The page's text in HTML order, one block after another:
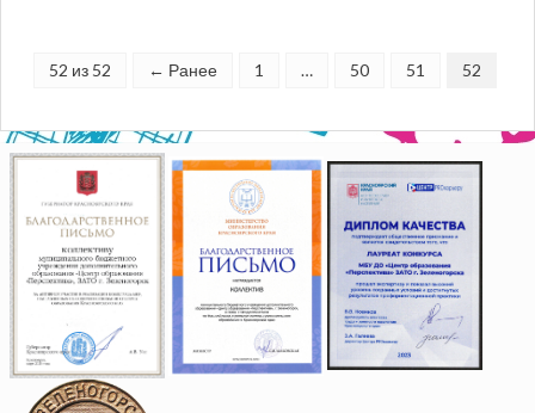
52 из 52 ← Ранее 1 … 50 51 52